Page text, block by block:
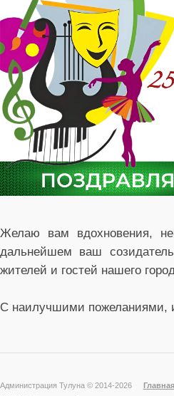
Желаю вам вдохновения,
дальнейшем ваш
жителей и гостей нашего
С наилучшими пожеланиями,
Администрация Тулуна © 2014-2026
Главная